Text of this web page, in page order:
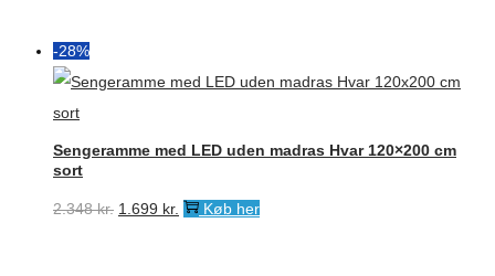
-28%
Sengeramme med LED uden madras Hvar 120×200 cm
sort
2.348kr. Den
1.699 kr. DenKøb her